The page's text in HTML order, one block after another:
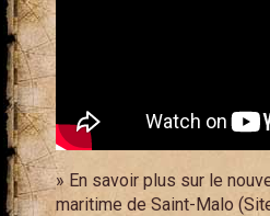
» En savoir plus sur le
maritime de Saint-Malo